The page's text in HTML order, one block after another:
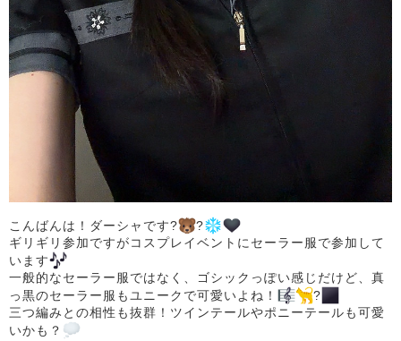
こんばんは！ダーシャです? ?
ギリギリ参加ですがコスプレイベントにセーラー服で参加して
います
一般的なセーラー服ではなく、ゴシックっぽい感じだけど、真
っ黒のセーラー服もユニークで可愛いよね！
?
三つ編みとの相性も抜群！ツインテールやポニーテールも可愛
いかも？